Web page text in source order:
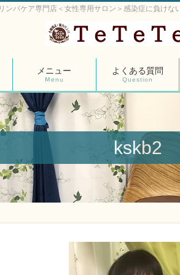
パケア専門店＜女性専用サロン＞感染症に負けな
メニュー
Ⅿenu
よくある質問
Question
kskb2